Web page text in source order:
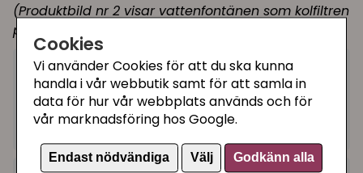
Cookies
Vi använder Cookies för att du ska kunna
handla i vår webbutik samt för att samla in
data för hur vår webbplats används och för
vår marknadsföring hos Google.
Endast nödvändiga Välj Godkänn alla
(Produktbild nr 2 visar vattenfontänen som kolfiltren
passar till.)
180 kr Bevaka
Tillfälligt slut